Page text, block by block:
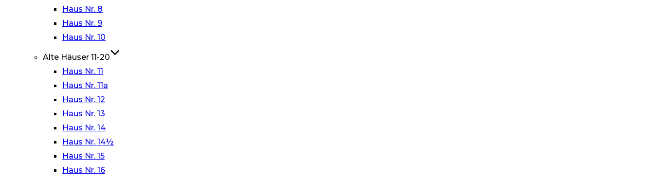
Haus Nr. 8
Haus Nr. 9
Haus Nr. 10
Alte Häuser 11-20
Haus Nr. 11
Haus Nr. 11a
Haus Nr. 12
Haus Nr. 13
Haus Nr. 14
Haus Nr. 14½
Haus Nr. 15
Haus Nr. 16